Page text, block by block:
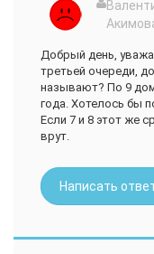
Добрый день,
третьей очереди,
называют? По 9
года. Хотелось бы
Если 7 и 8 этот же
врут.
Написать